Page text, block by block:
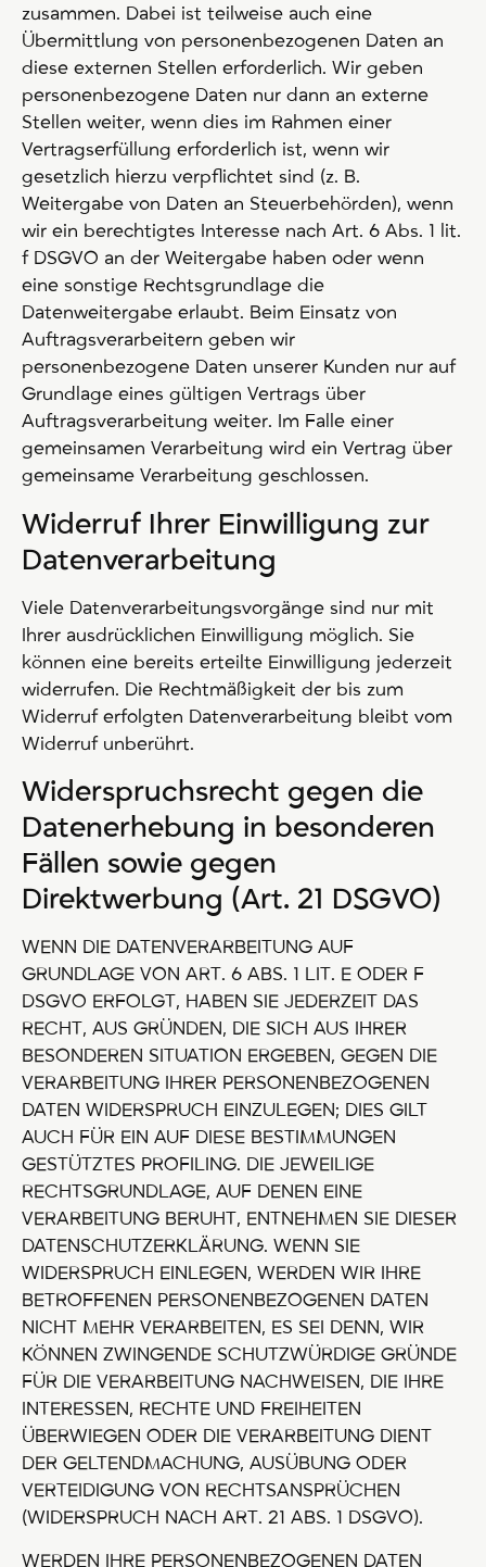
zusammen. Dabei ist teilweise auch eine
Übermittlung von personenbezogenen Daten an
diese externen Stellen erforderlich. Wir geben
personenbezogene Daten nur dann an externe
Stellen weiter, wenn dies im Rahmen einer
Vertragserfüllung erforderlich ist, wenn wir
gesetzlich hierzu verpflichtet sind (z. B.
Weitergabe von Daten an Steuerbehörden), wenn
wir ein berechtigtes Interesse nach Art. 6 Abs. 1 lit.
f DSGVO an der Weitergabe haben oder wenn
eine sonstige Rechtsgrundlage die
Datenweitergabe erlaubt. Beim Einsatz von
Auftragsverarbeitern geben wir
personenbezogene Daten unserer Kunden nur auf
Grundlage eines gültigen Vertrags über
Auftragsverarbeitung weiter. Im Falle einer
gemeinsamen Verarbeitung wird ein Vertrag über
gemeinsame Verarbeitung geschlossen.
Widerruf Ihrer Einwilligung zur
Datenverarbeitung
Viele Datenverarbeitungsvorgänge sind nur mit
Ihrer ausdrücklichen Einwilligung möglich. Sie
können eine bereits erteilte Einwilligung jederzeit
widerrufen. Die Rechtmäßigkeit der bis zum
Widerruf erfolgten Datenverarbeitung bleibt vom
Widerruf unberührt.
Widerspruchsrecht gegen die
Datenerhebung in besonderen
Fällen sowie gegen
Direktwerbung (Art. 21 DSGVO)
WENN DIE DATENVERARBEITUNG AUF
GRUNDLAGE VON ART. 6 ABS. 1 LIT. E ODER F
DSGVO ERFOLGT, HABEN SIE JEDERZEIT DAS
RECHT, AUS GRÜNDEN, DIE SICH AUS IHRER
BESONDEREN SITUATION ERGEBEN, GEGEN DIE
VERARBEITUNG IHRER PERSONENBEZOGENEN
DATEN WIDERSPRUCH EINZULEGEN; DIES GILT
AUCH FÜR EIN AUF DIESE BESTIMMUNGEN
GESTÜTZTES PROFILING. DIE JEWEILIGE
RECHTSGRUNDLAGE, AUF DENEN EINE
VERARBEITUNG BERUHT, ENTNEHMEN SIE DIESER
DATENSCHUTZERKLÄRUNG. WENN SIE
WIDERSPRUCH EINLEGEN, WERDEN WIR IHRE
BETROFFENEN PERSONENBEZOGENEN DATEN
NICHT MEHR VERARBEITEN, ES SEI DENN, WIR
KÖNNEN ZWINGENDE SCHUTZWÜRDIGE GRÜNDE
FÜR DIE VERARBEITUNG NACHWEISEN, DIE IHRE
INTERESSEN, RECHTE UND FREIHEITEN
ÜBERWIEGEN ODER DIE VERARBEITUNG DIENT
DER GELTENDMACHUNG, AUSÜBUNG ODER
VERTEIDIGUNG VON RECHTSANSPRÜCHEN
(WIDERSPRUCH NACH ART. 21 ABS. 1 DSGVO).
WERDEN IHRE PERSONENBEZOGENEN DATEN